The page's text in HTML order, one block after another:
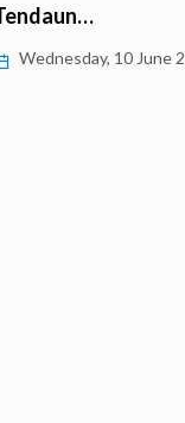
Sunday, 24 May 2026